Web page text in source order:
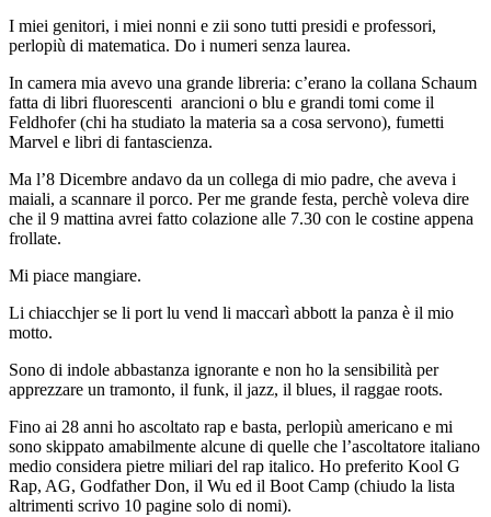
I miei genitori, i miei nonni e zii sono tutti presidi e professori,
perlopiù di matematica. Do i numeri senza laurea.
In camera mia avevo una grande libreria: c’erano la collana Schaum
fatta di libri fluorescenti arancioni o blu e grandi tomi come il
Feldhofer (chi ha studiato la materia sa a cosa servono), fumetti
Marvel e libri di fantascienza.
Ma l’8 Dicembre andavo da un collega di mio padre, che aveva i
maiali, a scannare il porco. Per me grande festa, perchè voleva dire
che il 9 mattina avrei fatto colazione alle 7.30 con le costine appena
frollate.
Mi piace mangiare.
Li chiacchjer se li port lu vend li maccarì abbott la panza è il mio
motto.
Sono di indole abbastanza ignorante e non ho la sensibilità per
apprezzare un tramonto, il funk, il jazz, il blues, il raggae roots.
Fino ai 28 anni ho ascoltato rap e basta, perlopiù americano e mi
sono skippato amabilmente alcune di quelle che l’ascoltatore italiano
medio considera pietre miliari del rap italico. Ho preferito Kool G
Rap, AG, Godfather Don, il Wu ed il Boot Camp (chiudo la lista
altrimenti scrivo 10 pagine solo di nomi).